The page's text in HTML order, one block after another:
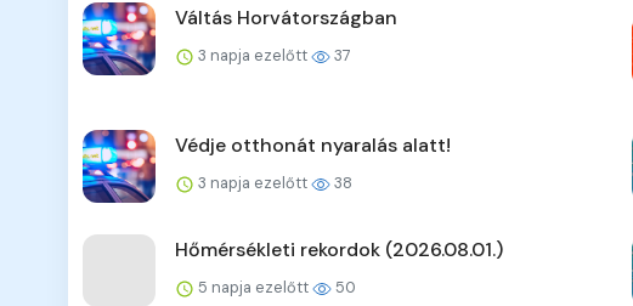
Váltás Horvátországban
3 napja ezelőtt 37
Védje otthonát nyaralás alatt!
3 napja ezelőtt 38
Hőmérsékleti rekordok (2026.08.01.)
5 napja ezelőtt 50